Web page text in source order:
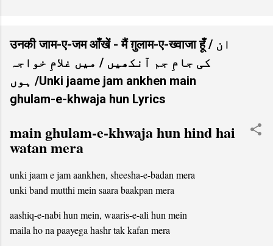
उनकी जाम-ए-जम आँखें - मैं ग़ुलाम-ए-ख्वाजा हूँ / ان
کی جامِ جم آنکھیں / میں غلامِ خواجہ
ہوں /Unki jaame jam ankhen main
ghulam-e-khwaja hun Lyrics
main ghulam-e-khwaja hun hind hai
watan mera
unki jaam e jam aankhen, sheesha-e-badan mera
unki band mutthi mein saara baakpan mera
aashiq-e-nabi hun mein, waaris-e-ali hun mein
maila ho na paayega hashr tak kafan mera